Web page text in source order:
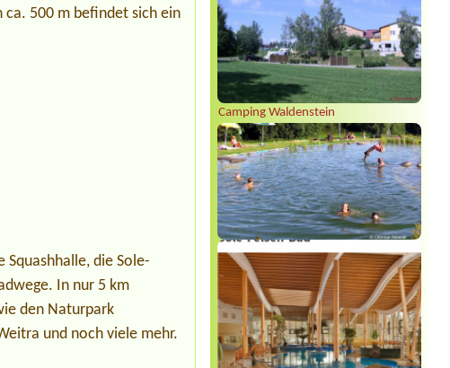
Camping Waldenstein
ca. 500 m befindet sich ein
Squashhalle, die Sole-
In nur 5 km
den Naturpark
und noch viele mehr.